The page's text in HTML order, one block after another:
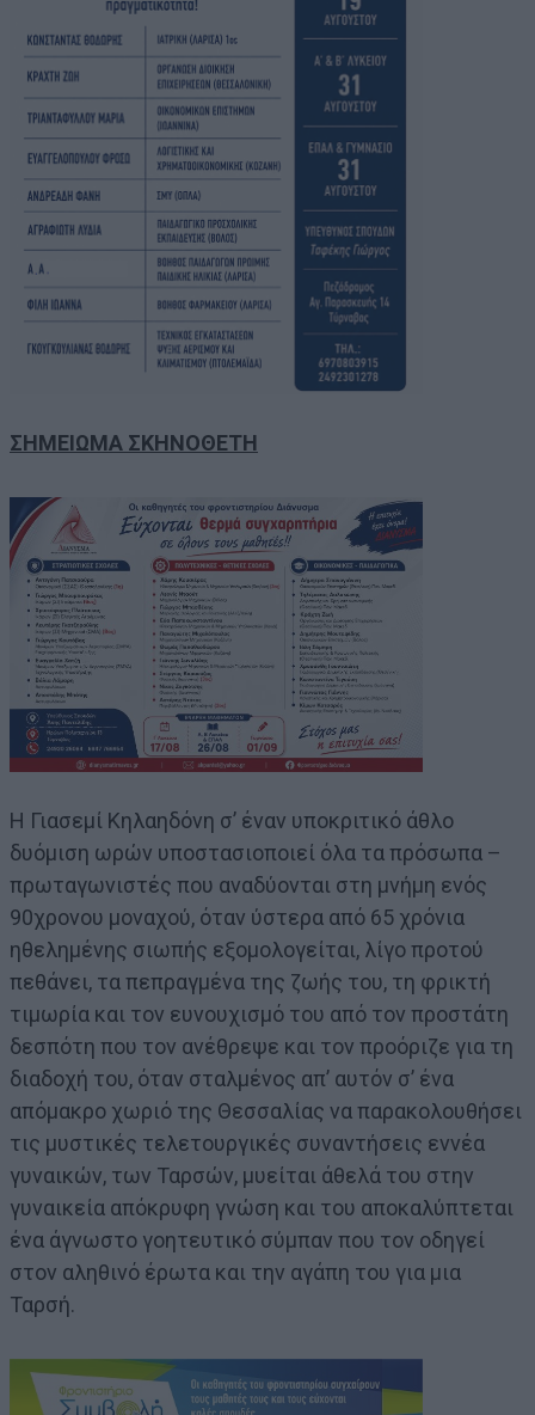
ΣΗΜΕΙΩΜΑ ΣΚΗΝΟΘΕΤΗ
Η Γιασεμί Κηλαηδόνη σ’ έναν υποκριτικό άθλο
δυόμιση ωρών υποστασιοποιεί όλα τα πρόσωπα –
πρωταγωνιστές που αναδύονται στη μνήμη ενός
90χρονου μοναχού, όταν ύστερα από 65 χρόνια
ηθελημένης σιωπής εξομολογείται, λίγο προτού
πεθάνει, τα πεπραγμένα της ζωής του, τη φρικτή
τιμωρία και τον ευνουχισμό του από τον προστάτη
δεσπότη που τον ανέθρεψε και τον προόριζε για τη
διαδοχή του, όταν σταλμένος απ’ αυτόν σ’ ένα
απόμακρο χωριό της Θεσσαλίας να παρακολουθήσει
τις μυστικές τελετουργικές συναντήσεις εννέα
γυναικών, των Ταρσών, μυείται άθελά του στην
γυναικεία απόκρυφη γνώση και του αποκαλύπτεται
ένα άγνωστο γοητευτικό σύμπαν που τον οδηγεί
στον αληθινό έρωτα και την αγάπη του για μια
Ταρσή.